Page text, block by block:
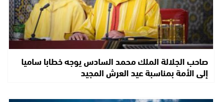
صاحب الجلالة الملك محمد السادس يوجه خطابا ساميا
إلى الأمة بمناسبة عيد العرش المجيد